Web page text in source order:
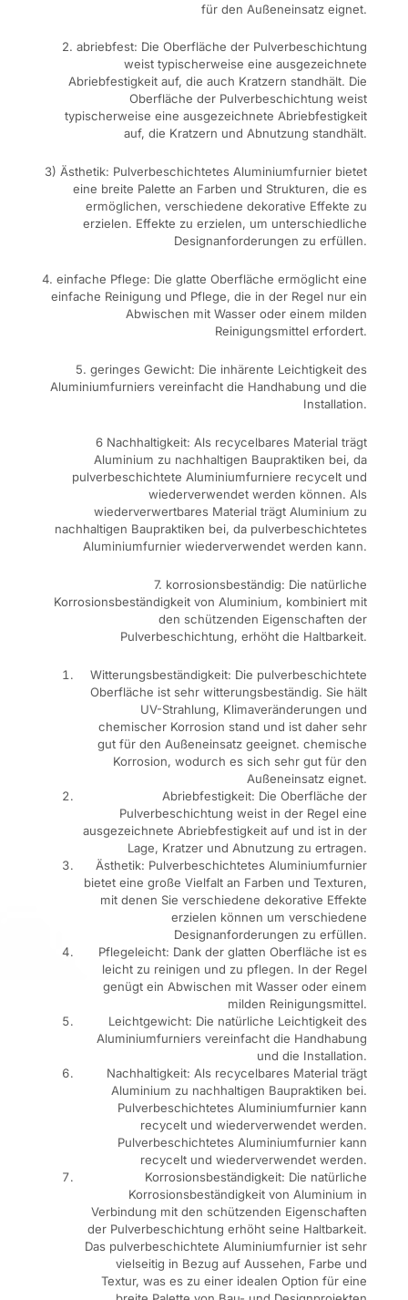
für den Außeneinsatz eignet.
2. abriebfest: Die Oberfläche der Pulverbeschichtung
weist typischerweise eine ausgezeichnete
Abriebfestigkeit auf, die auch Kratzern standhält. Die
Oberfläche der Pulverbeschichtung weist
typischerweise eine ausgezeichnete Abriebfestigkeit
auf, die Kratzern und Abnutzung standhält.
3) Ästhetik: Pulverbeschichtetes Aluminiumfurnier bietet
eine breite Palette an Farben und Strukturen, die es
ermöglichen, verschiedene dekorative Effekte zu
erzielen. Effekte zu erzielen, um unterschiedliche
Designanforderungen zu erfüllen.
4. einfache Pflege: Die glatte Oberfläche ermöglicht eine
einfache Reinigung und Pflege, die in der Regel nur ein
Abwischen mit Wasser oder einem milden
Reinigungsmittel erfordert.
5. geringes Gewicht: Die inhärente Leichtigkeit des
Aluminiumfurniers vereinfacht die Handhabung und die
Installation.
6 Nachhaltigkeit: Als recycelbares Material trägt
Aluminium zu nachhaltigen Baupraktiken bei, da
pulverbeschichtete Aluminiumfurniere recycelt und
wiederverwendet werden können. Als
wiederverwertbares Material trägt Aluminium zu
nachhaltigen Baupraktiken bei, da pulverbeschichtetes
Aluminiumfurnier wiederverwendet werden kann.
7. korrosionsbeständig: Die natürliche
Korrosionsbeständigkeit von Aluminium, kombiniert mit
den schützenden Eigenschaften der
Pulverbeschichtung, erhöht die Haltbarkeit.
Witterungsbeständigkeit: Die pulverbeschichtete
Oberfläche ist sehr witterungsbeständig. Sie hält
UV-Strahlung, Klimaveränderungen und
chemischer Korrosion stand und ist daher sehr
gut für den Außeneinsatz geeignet. chemische
Korrosion, wodurch es sich sehr gut für den
Außeneinsatz eignet.
Abriebfestigkeit: Die Oberfläche der
Pulverbeschichtung weist in der Regel eine
ausgezeichnete Abriebfestigkeit auf und ist in der
Lage, Kratzer und Abnutzung zu ertragen.
Ästhetik: Pulverbeschichtetes Aluminiumfurnier
bietet eine große Vielfalt an Farben und Texturen,
mit denen Sie verschiedene dekorative Effekte
erzielen können um verschiedene
Designanforderungen zu erfüllen.
Pflegeleicht: Dank der glatten Oberfläche ist es
leicht zu reinigen und zu pflegen. In der Regel
genügt ein Abwischen mit Wasser oder einem
milden Reinigungsmittel.
Leichtgewicht: Die natürliche Leichtigkeit des
Aluminiumfurniers vereinfacht die Handhabung
und die Installation.
Nachhaltigkeit: Als recycelbares Material trägt
Aluminium zu nachhaltigen Baupraktiken bei.
Pulverbeschichtetes Aluminiumfurnier kann
recycelt und wiederverwendet werden.
Pulverbeschichtetes Aluminiumfurnier kann
recycelt und wiederverwendet werden.
Korrosionsbeständigkeit: Die natürliche
Korrosionsbeständigkeit von Aluminium in
Verbindung mit den schützenden Eigenschaften
der Pulverbeschichtung erhöht seine Haltbarkeit.
Das pulverbeschichtete Aluminiumfurnier ist sehr
vielseitig in Bezug auf Aussehen, Farbe und
Textur, was es zu einer idealen Option für eine